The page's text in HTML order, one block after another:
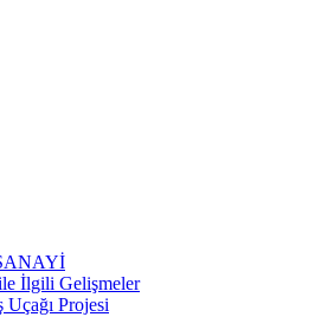
İlgili Gelişmeler
Projesi